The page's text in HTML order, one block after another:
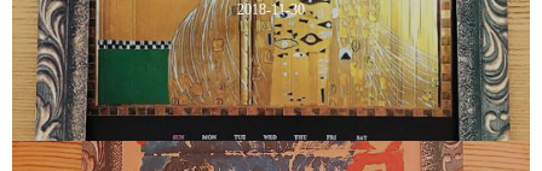
2018-11-30